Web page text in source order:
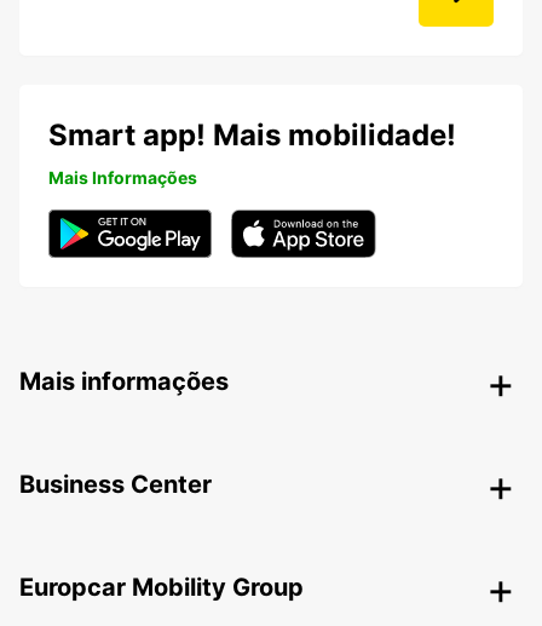
Smart app! Mais mobilidade!
Mais Informações
Mais informações
Business Center
Europcar Mobility Group